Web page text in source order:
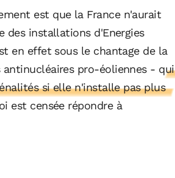
est que la France n'aurait
des installations d'Energies
en effet sous le chantage de la
pro-éoliennes - qui
si elle n'installe pas plus
est censée répondre à